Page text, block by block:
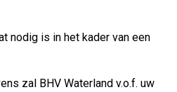
nodig is in het kader van een
zal BHV Waterland v.o.f. uw